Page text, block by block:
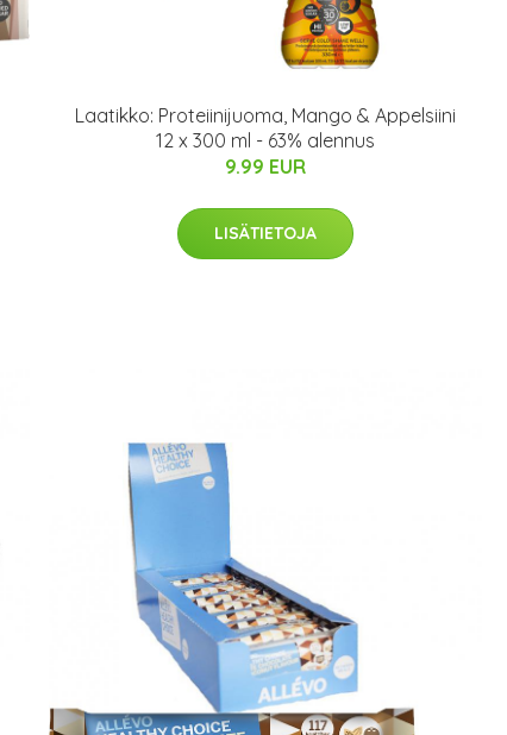
Laatikko: Proteiinijuoma, Mango & Appelsiini
12 x 300 ml - 63% alennus
9.99 EUR
LISÄTIETOJA